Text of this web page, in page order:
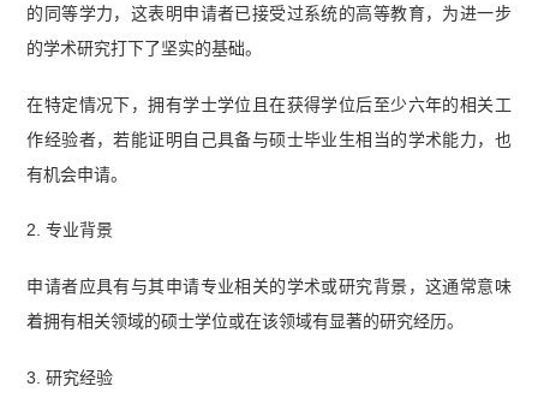
的同等学力，这表明申请者已接受过系统的高等教育，为进一步
的学术研究打下了坚实的基础。
在特定情况下，拥有学士学位且在获得学位后至少六年的相关工
作经验者，若能证明自己具备与硕士毕业生相当的学术能力，也
有机会申请。
2. 专业背景
申请者应具有与其申请专业相关的学术或研究背景，这通常意味
着拥有相关领域的硕士学位或在该领域有显著的研究经历。
3. 研究经验